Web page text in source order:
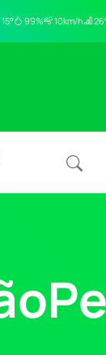
15° 99% 10km/h